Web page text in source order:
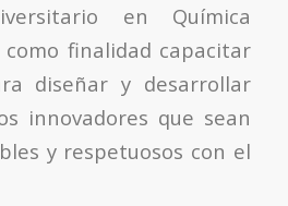
en Química
finalidad capacitar
diseñar y desarrollar
innovadores que sean
y respetuosos con el